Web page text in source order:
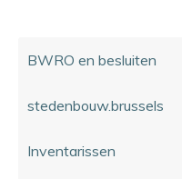
BWRO en besluiten
stedenbouw.brussels
Inventarissen